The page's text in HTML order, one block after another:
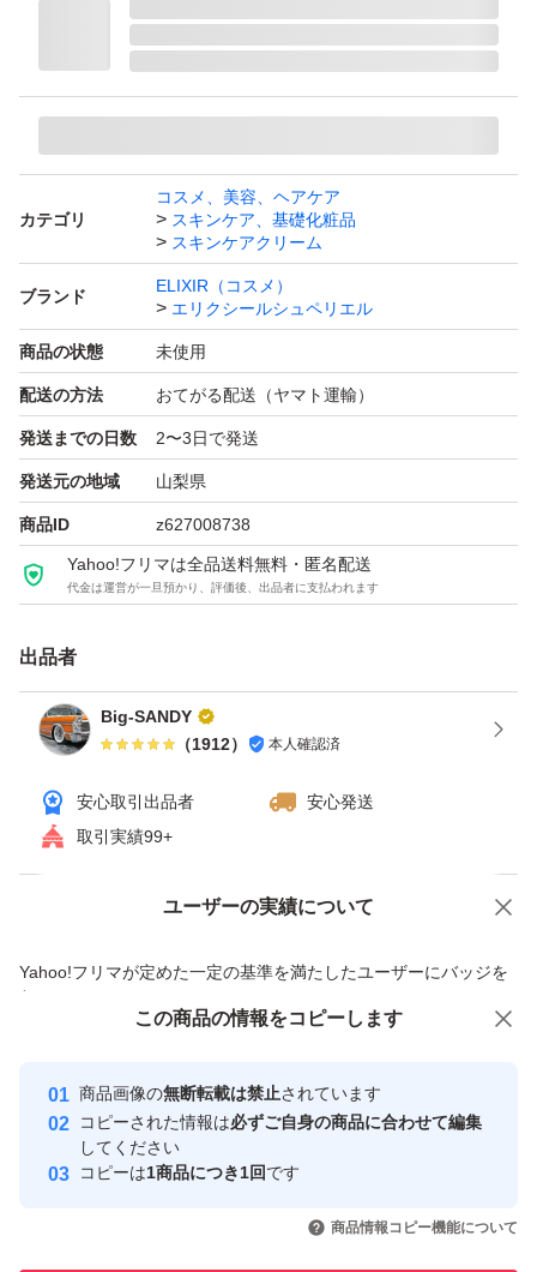
【商品の状態】未使用
※素人の自宅保管ですので、神経質な方はお控えください
ませ。
※ネコポスで、簡易的な梱包でお届け致します事をご了承
下さいませ。
※何かご不明な点が御座いましたら、気軽にコメント下さ
いませ。
#エスプリーク #PRIOR #INTEGRATE
#アベンヌ #dプログラム #MAQuillAGE
#KOSE #カネボウ #乳液 #化粧水
#ファンデーション #ベネフィーク
カテゴリ
コスメ、美容、ヘアケア
スキンケア、基礎化粧品
スキンケアクリーム
ブランド
ELIXIR（コスメ）
エリクシールシュペリエル
商品の状態 未使用
配送の方法 おてがる配送（ヤマト運輸）
発送までの日数 2〜3日で発送
発送元の地域 山梨県
商品ID z627008738
Yahoo!フリマは全品送料無料・匿名配送
代金は運営が一旦預かり、評価後、出品者に支払われます
出品者
Big-SANDY
（1912） 本人確認済
安心取引出品者
安心発送
取引実績99+
ユーザーの実績について
Yahoo!フリマが定めた一定の基準を満たしたユーザーにバッジを
付与しています
安心取引出品者
心・安全なユーザーです
取引実績
引を完了させた実績があります
価格の相談 商品への質問
この商品の情報をコピーします
商品画像の無断転載は禁止されています
コピーされた情報は必ずご自身の商品に合わせて編集
してください
コピーは1商品につき1回です
商品情報コピー機能について
この商品をみている人にオススメ